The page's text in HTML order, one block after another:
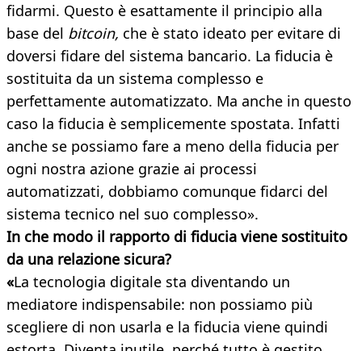
fidarmi. Questo è esattamente il principio alla
base del bitcoin, che è stato ideato per evitare di
doversi fidare del sistema bancario. La fiducia è
sostituita da un sistema complesso e
perfettamente automatizzato. Ma anche in questo
caso la fiducia è semplicemente spostata. Infatti
anche se possiamo fare a meno della fiducia per
ogni nostra azione grazie ai processi
automatizzati, dobbiamo comunque fidarci del
sistema tecnico nel suo complesso».
In che modo il rapporto di fiducia viene sostituito
da una relazione sicura?
«La tecnologia digitale sta diventando un
mediatore indispensabile: non possiamo più
scegliere di non usarla e la fiducia viene quindi